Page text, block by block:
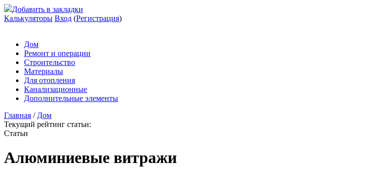
Добавить в закладки
Калькуляторы Вход (Регистрация)
Дом
Ремонт и операции
Строительство
Материалы
Для отопления
Канализационные
Дополнительные элементы
Главная / Дом
Текущий рейтинг статьи:
Статьи
Алюминиевые витражи